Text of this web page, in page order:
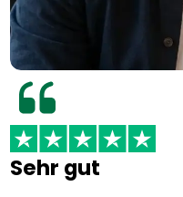
Sehr gut